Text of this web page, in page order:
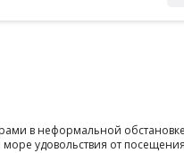
в неформальной
удовольствия от